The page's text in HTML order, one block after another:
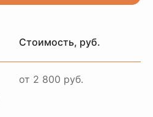
Стоимость, руб.
от 2 800 руб.